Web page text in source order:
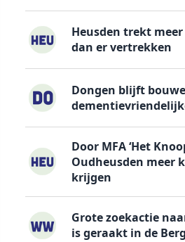
Heusden trekt
dan er vertrekken
Dongen blijft
Door MFA ‘Het
Oudheusden meer
krijgen
Grote zoekactie
is geraakt in de